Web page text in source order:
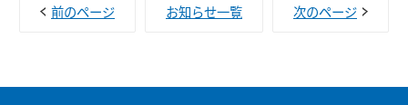
前のページ お知らせ一覧 次のページ